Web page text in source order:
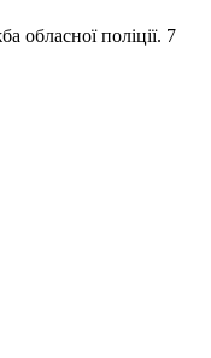
обласної поліції. 7